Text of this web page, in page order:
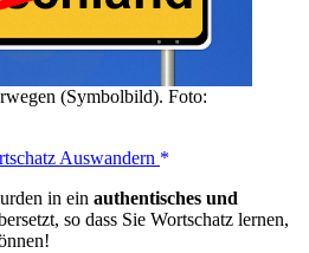
(Symbolbild). Foto:
Auswandern
in ein authentisches und
so dass Sie Wortschatz lernen,